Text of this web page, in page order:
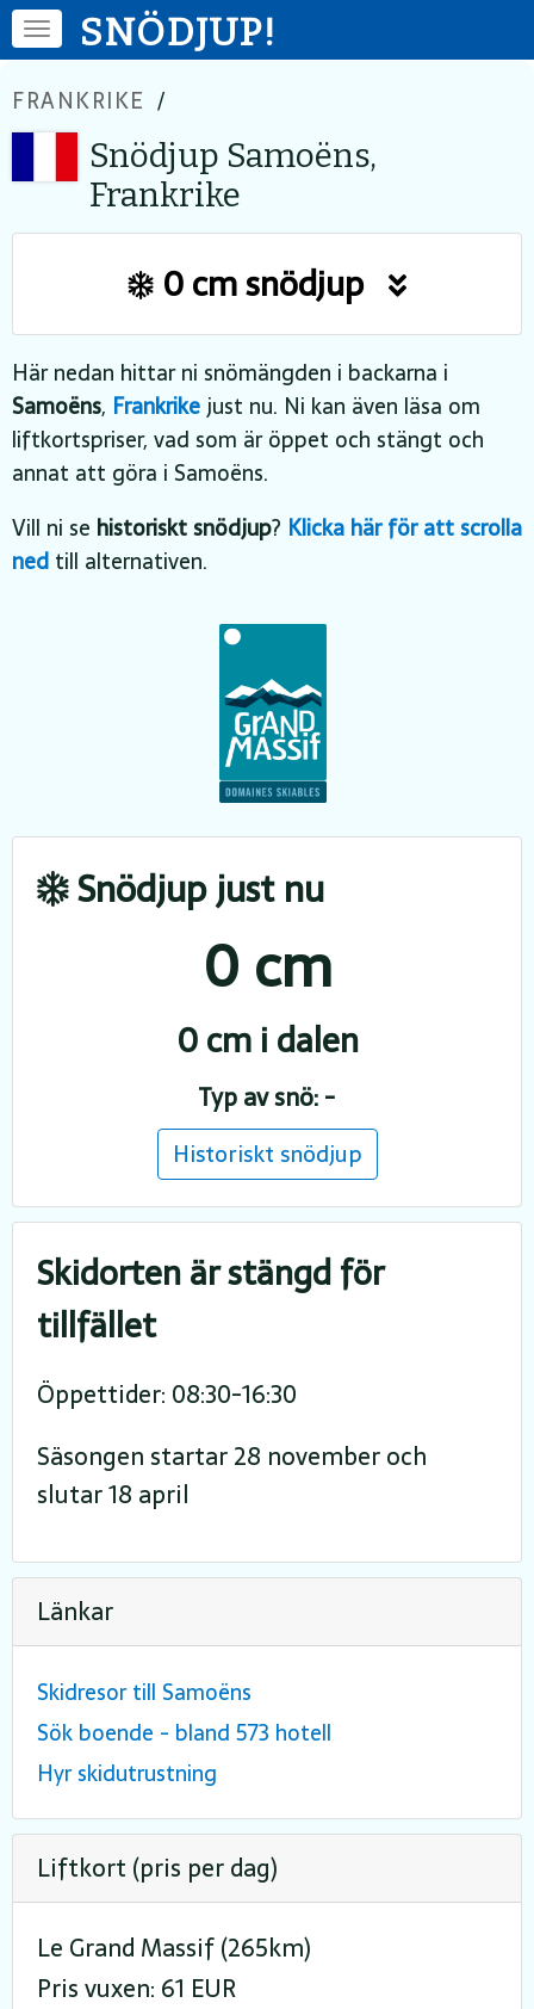
SNÖDJUP!
FRANKRIKE /
Snödjup Samoëns,
Frankrike
0 cm snödjup
Här nedan hittar ni snömängden i backarna i
Samoëns, Frankrikejust nu. Ni kan även läsa om
liftkortspriser, vad som är öppet och stängt och
annat att göra i Samoëns.
Vill ni se historiskt snödjup? Klicka här för att scrolla
ned till alternativen.
Snödjup just nu
0 cm
0 cm i dalen
Typ av snö: -
Historiskt snödjup
Skidorten är stängd för
tillfället
Öppettider: 08:30-16:30
Säsongen startar 28 november och
slutar 18 april
Länkar
Skidresor till Samoëns
Sök boende - bland 573 hotell
Hyr skidutrustning
Liftkort (pris per dag)
Le Grand Massif (265km)
Pris vuxen: 61 EUR